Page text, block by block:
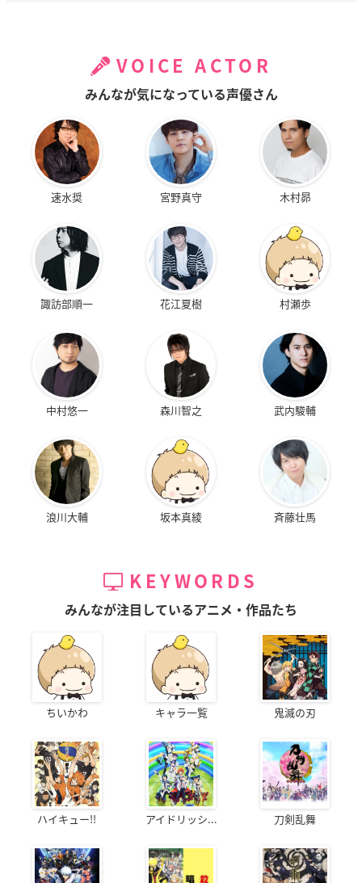
VOICE ACTOR
みんなが気になっている声優さん
速水奨 宮野真守 木村昴
諏訪部順一 花江夏樹 村瀬歩
中村悠一 森川智之 武内駿輔
浪川大輔 坂本真綾 斉藤壮馬
KEYWORDS
みんなが注目しているアニメ・作品たち
ちいかわ キャラ一覧 鬼滅の刃
ハイキュー!! アイドリッシ... 刀剣乱舞